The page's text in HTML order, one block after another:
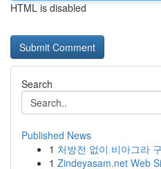
HTML is disabled
Search
Published News
1 처방전 없이 비아그라
1 Zindeyasam.net Web